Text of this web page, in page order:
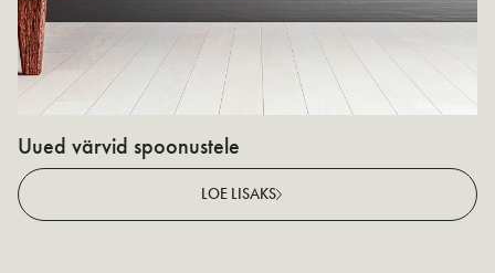
Uued värvid spoonustele
LOE LISAKS